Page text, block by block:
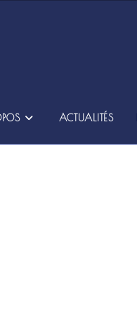
ACTUALITÉS